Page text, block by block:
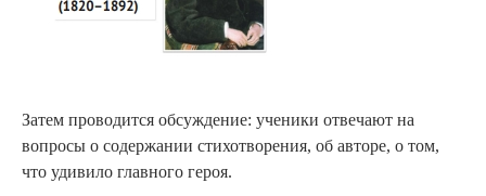
Затем проводится обсуждение: ученики отвечают на
вопросы о содержании стихотворения, об авторе, о том,
что удивило главного героя.